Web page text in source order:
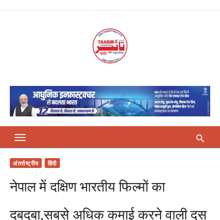
अंतर्राष्ट्रीय हिंदी
नेपाल में दक्षिण भारतीय फिल्मों का
दबदबा,सबसे अधिक कमाई करने वाली दस